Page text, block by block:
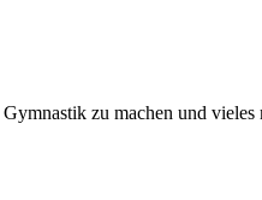
zu machen und vieles